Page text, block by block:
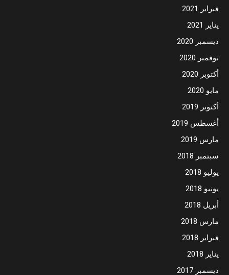
فبراير 2021
يناير 2021
ديسمبر 2020
نوفمبر 2020
أكتوبر 2020
مايو 2020
أكتوبر 2019
أغسطس 2019
مارس 2019
سبتمبر 2018
يوليو 2018
يونيو 2018
أبريل 2018
مارس 2018
فبراير 2018
يناير 2018
ديسمبر 2017